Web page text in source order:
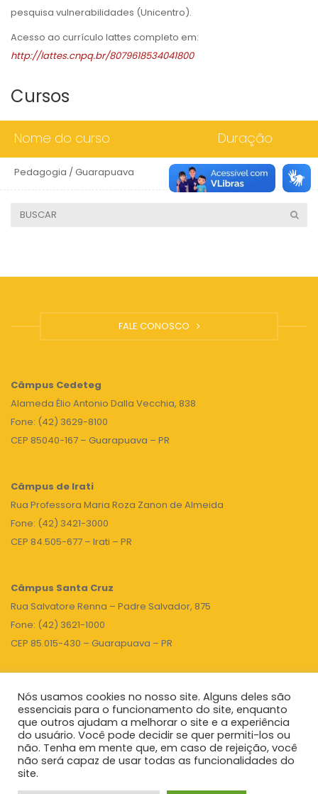
pesquisa vulnerabilidades (Unicentro).
Acesso ao currículo lattes completo em:
http://lattes.cnpq.br/8079618534041800
Cursos
Nome do curso Duração
Pedagogia / Guarapuava 4 anos
FALE CONOSCO
Câmpus Cedeteg
Alameda Élio Antonio Dalla Vecchia, 838
Fone: (42) 3629-8100
CEP 85040-167 – Guarapuava – PR
Câmpus de Irati
Rua Professora Maria Roza Zanon de Almeida
Fone: (42) 3421-3000
CEP 84.505-677 – Irati – PR
Câmpus Santa Cruz
Rua Salvatore Renna – Padre Salvador, 875
Fone: (42) 3621-1000
CEP 85.015-430 – Guarapuava – PR
TOPO
Unicentro |Governo do Paraná|Seti| Agenda do Reitor
Nós usamos cookies no nosso site. Alguns deles são
essenciais para o funcionamento do site, enquanto
que outros ajudam a melhorar o site e a experiência
do usuário. Você pode decidir se quer permiti-los ou
não. Tenha em mente que, em caso de rejeição, você
não será capaz de usar todas as funcionalidades do
site.